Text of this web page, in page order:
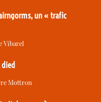
un « trafic
Vibarel
Mottron